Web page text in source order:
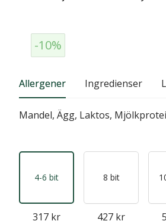
-10%
Allergener Ingredienser
Mandel, Ägg, Laktos,
4-6 bit
317 kr
8 bit
427 kr